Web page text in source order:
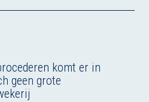
p
komt er in
geen grote